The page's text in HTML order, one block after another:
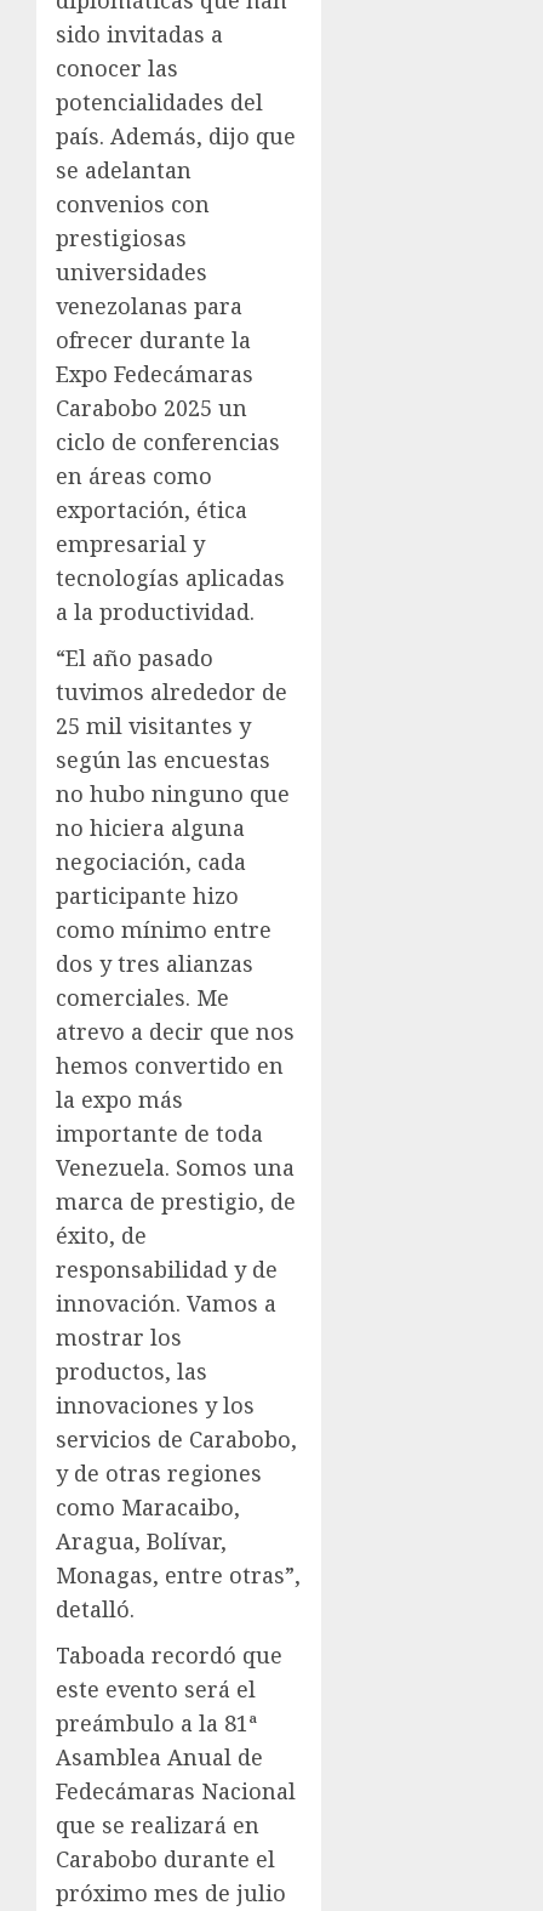
sido invitadas a
conocer las
potencialidades del
país. Además, dijo que
se adelantan
convenios con
prestigiosas
universidades
venezolanas para
ofrecer durante la
Expo Fedecámaras
Carabobo 2025 un
ciclo de conferencias
en áreas como
exportación, ética
empresarial y
tecnologías aplicadas
a la productividad.
“El año pasado
tuvimos alrededor de
25 mil visitantes y
según las encuestas
no hubo ninguno que
no hiciera alguna
negociación, cada
participante hizo
como mínimo entre
dos y tres alianzas
comerciales. Me
atrevo a decir que nos
hemos convertido en
la expo más
importante de toda
Venezuela. Somos una
marca de prestigio, de
éxito, de
responsabilidad y de
innovación. Vamos a
mostrar los
productos, las
innovaciones y los
servicios de Carabobo,
y de otras regiones
como Maracaibo,
Aragua, Bolívar,
Monagas, entre otras”,
detalló.
Taboada recordó que
este evento será el
preámbulo a la 81ª
Asamblea Anual de
Fedecámaras Nacional
que se realizará en
Carabobo durante el
próximo mes de julio